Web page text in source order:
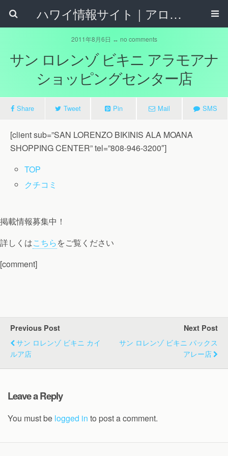
ハワイ情報サイト｜アロハタウンネット
2011年8月6日 ↔ no comments
サン ロレンゾ ビキニ アラモアナ
ショッピングセンター店
Share Tweet Pin Mail SMS
[client sub=”SAN LORENZO BIKINIS ALA MOANA
SHOPPING CENTER” tel=”808-946-3200″]
TOP
クチコミ
掲載情報募集中！
詳しくはこちらをご覧ください
[comment]
Previous Post
サン ロレンゾ ビキニ カイ
ルア店
Next Post
サン ロレンゾ ビキニ パックス
アレー店
Leave a Reply
You must be logged in to post a comment.